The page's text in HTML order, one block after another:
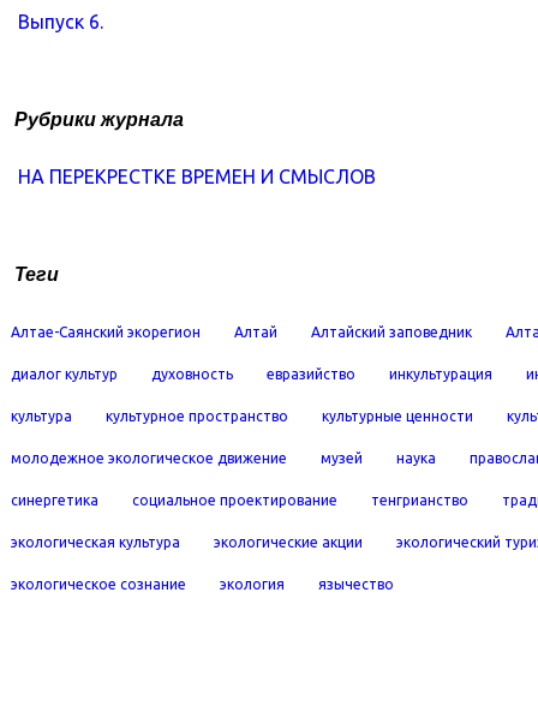
Выпуск 6.
Рубрики журнала
НА ПЕРЕКРЕСТКЕ ВРЕМЕН И СМЫСЛОВ
Теги
Алтае-Саянский экорегион Алтай Алтайский заповедник
диалог культур духовность евразийство инкультурация
культура культурное пространство культурные ценности
молодежное экологическое движение музей наука
синергетика социальное проектирование тенгрианство
экологическая культура экологические акции экологический
экологическое сознание экология язычество